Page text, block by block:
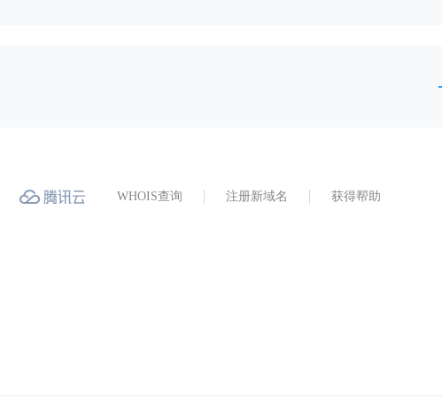
WHOIS查询 注册新域名 获得帮助